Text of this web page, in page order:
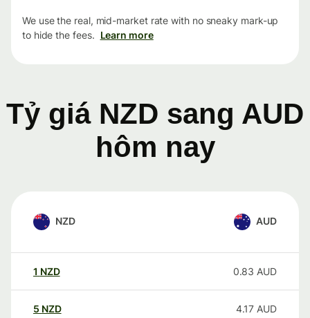
We use the real, mid-market rate with no sneaky mark-up
to hide the fees. Learn more
Tỷ giá NZD sang AUD
hôm nay
NZD AUD
1 NZD 0.83 AUD
5 NZD 4.17 AUD